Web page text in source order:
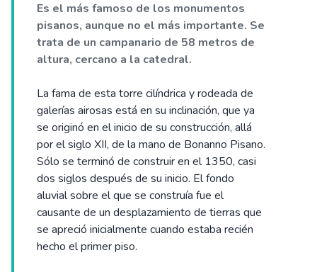
Es el más famoso de los monumentos
pisanos, aunque no el más importante. Se
trata de un campanario de 58 metros de
altura, cercano a la catedral.
La fama de esta torre cilíndrica y rodeada de
galerías airosas está en su inclinación, que ya
se originó en el inicio de su construcción, allá
por el siglo XII, de la mano de Bonanno Pisano.
Sólo se terminó de construir en el 1350, casi
dos siglos después de su inicio. El fondo
aluvial sobre el que se construía fue el
causante de un desplazamiento de tierras que
se apreció inicialmente cuando estaba recién
hecho el primer piso.